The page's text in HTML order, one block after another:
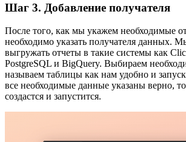
Шаг 3. Добавление получателя
После того, как мы укажем необходимые
необходимо указать получателя данных.
выгружать отчеты в такие системы как
PostgreSQL и BigQuery. Выбираем
называем таблицы как нам удобно и
все необходимые данные указаны верно,
создастся и запустится.